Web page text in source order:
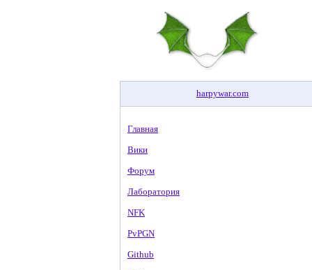
harpywar.com
Главная
Вики
Форум
Лаборатория
NFK
PvPGN
Github